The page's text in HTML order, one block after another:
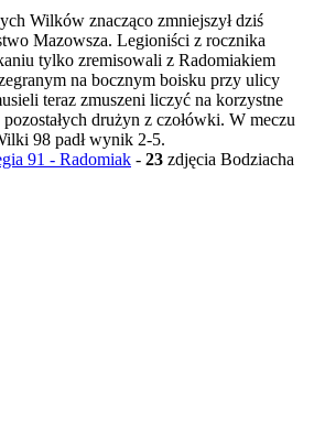
Wilków znacząco zmniejszył dziś
Mazowsza. Legioniści z rocznika
tylko zremisowali z Radomiakiem
na bocznym boisku przy ulicy
teraz zmuszeni liczyć na korzystne
drużyn z czołówki. W meczu
98 padł wynik 2-5.
91 - Radomiak - 23 zdjęcia Bodziacha